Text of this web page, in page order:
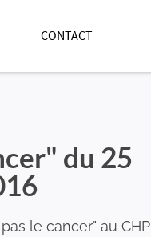
CONTACT
du 25
le cancer" au CHP